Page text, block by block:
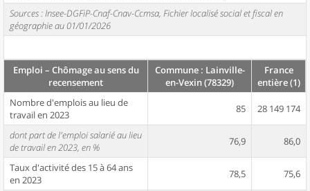
Sources : Insee-DGFiP-Cnaf-Cnav-Ccmsa, Fichier localisé social et fiscal en
géographie au 01/01/2026
Emploi – Chômage au sens du
recensement
Commune : Lainville-
en-Vexin (78329)
France
entière (1)
Nombre d'emplois au lieu de
travail en 2023
85 28 149 174
dont part de l'emploi salarié au lieu
de travail en 2023, en %
76,9 86,0
Taux d'activité des 15 à 64 ans
en 2023
78,5 75,6